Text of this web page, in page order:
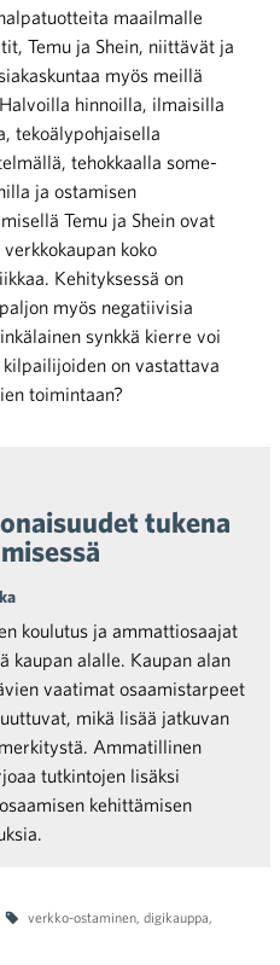
maailmalle
Temu ja Shein, niittävät ja
myös meillä
hinnoilla, ilmaisilla
tekoälypohjaisella
tehokkaalla some-
ja ostamisen
Temu ja Shein ovat
koko
Kehityksessä on
myös negatiivisia
synkkä kierre voi
kilpailijoiden on vastattava
toimintaan?
tukena
koulutus ja ammattiosaajat
kaupan alalle. Kaupan alan
vaatimat osaamistarpeet
mikä lisää jatkuvan
Ammatillinen
tutkintojen lisäksi
kehittämisen
verkko-ostaminen, digikauppa,